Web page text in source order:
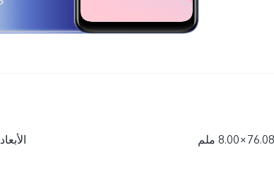
الأبعاد